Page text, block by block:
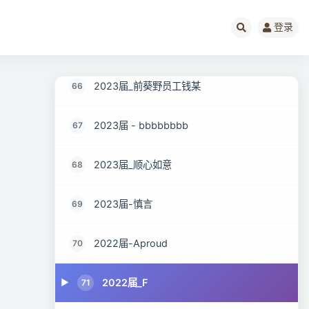
登录
66 2023届_前葵野员工钱某
67 2023届 - bbbbbbbb
68 2023届_顺心如意
69 2023届-慎言
70 2022届-Aproud
71 2022届_F